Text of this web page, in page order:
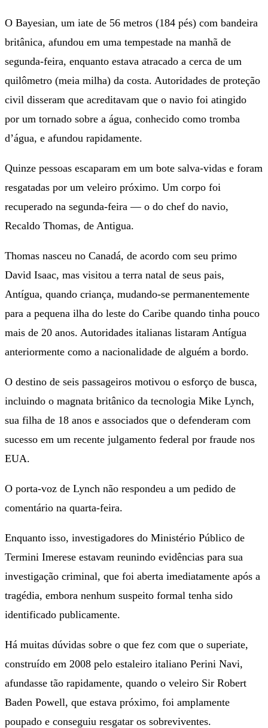
O Bayesian, um iate de 56 metros (184 pés) com bandeira
britânica, afundou em uma tempestade na manhã de
segunda-feira, enquanto estava atracado a cerca de um
quilômetro (meia milha) da costa. Autoridades de proteção
civil disseram que acreditavam que o navio foi atingido
por um tornado sobre a água, conhecido como tromba
d’água, e afundou rapidamente.
Quinze pessoas escaparam em um bote salva-vidas e foram
resgatadas por um veleiro próximo. Um corpo foi
recuperado na segunda-feira — o do chef do navio,
Recaldo Thomas, de Antigua.
Thomas nasceu no Canadá, de acordo com seu primo
David Isaac, mas visitou a terra natal de seus pais,
Antígua, quando criança, mudando-se permanentemente
para a pequena ilha do leste do Caribe quando tinha pouco
mais de 20 anos. Autoridades italianas listaram Antígua
anteriormente como a nacionalidade de alguém a bordo.
O destino de seis passageiros motivou o esforço de busca,
incluindo o magnata britânico da tecnologia Mike Lynch,
sua filha de 18 anos e associados que o defenderam com
sucesso em um recente julgamento federal por fraude nos
EUA.
O porta-voz de Lynch não respondeu a um pedido de
comentário na quarta-feira.
Enquanto isso, investigadores do Ministério Público de
Termini Imerese estavam reunindo evidências para sua
investigação criminal, que foi aberta imediatamente após a
tragédia, embora nenhum suspeito formal tenha sido
identificado publicamente.
Há muitas dúvidas sobre o que fez com que o superiate,
construído em 2008 pelo estaleiro italiano Perini Navi,
afundasse tão rapidamente, quando o veleiro Sir Robert
Baden Powell, que estava próximo, foi amplamente
poupado e conseguiu resgatar os sobreviventes.